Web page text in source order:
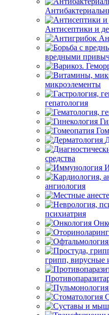
Антисептики и
вредными
микроэлементы
гепатология
средства
ангиология
психиатрия
грипп, вирусные